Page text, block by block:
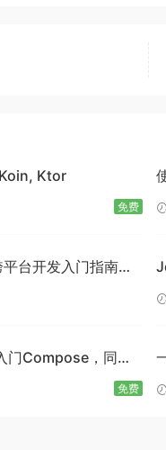
Ktor
免费
台开发入门指南：
门Compose，同时
免费